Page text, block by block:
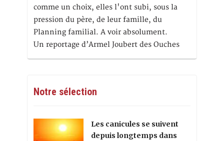
comme un choix, elles l'ont subi, sous la
pression du père, de leur famille, du
Planning familial. A voir absolument.
Un reportage d’Armel Joubert des Ouches
Notre sélection
Les canicules se suivent
depuis longtemps dans